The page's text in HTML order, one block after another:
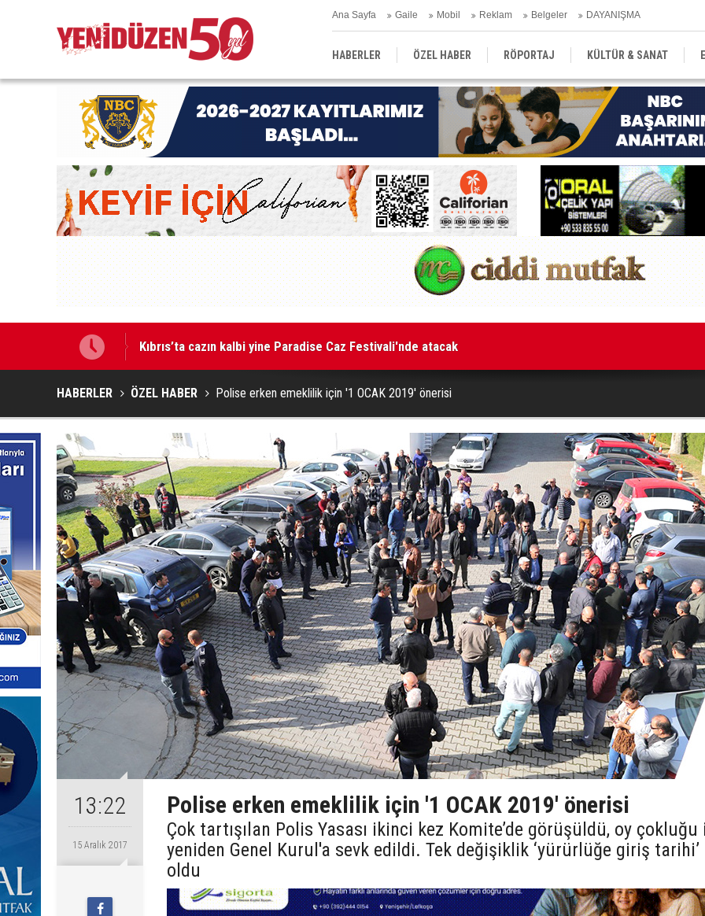
Ana Sayfa Gaile Mobil Reklam Belgeler DAYANIŞMA
HABERLER ÖZEL HABER RÖPORTAJ KÜLTÜR & SANAT
EĞİTİM YEREL YÖNETİM DERGİLER SEKTÖR
GÜÇ-SEN: “Silo kazasına benzer bir felaketle karşı karşıya kalınmaması adına harekete geçtik
HABERLER ÖZEL HABER Polise erken emeklilik için '1 OCAK 2019' önerisi
13:22
15 Aralık 2017
Polise erken emeklilik için '1 OCAK 2019' önerisi
Çok tartışılan Polis Yasası ikinci kez Komite’de görüşüldü, oy çokluğu
yeniden Genel Kurul'a sevk edildi. Tek değişiklik ‘yürürlüğe giriş tarihi’
oldu